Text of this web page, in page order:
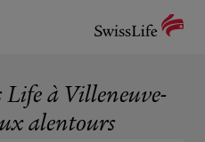
Life à Villeneuve-
alentours